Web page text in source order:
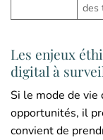
des
Les enjeux
digital à
Si le mode de vie
opportunités, il
convient de